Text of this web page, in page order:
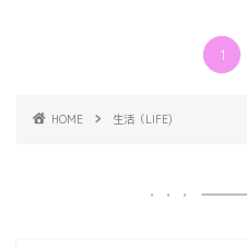
1
HOME 生活（LIFE)